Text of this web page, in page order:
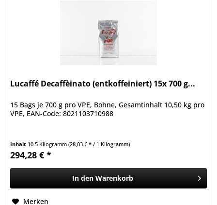
Lucaffé Decaffèinato (entkoffeiniert) 15x 700 g...
15 Bags je 700 g pro VPE, Bohne, Gesamtinhalt 10,50 kg pro
VPE, EAN-Code: 8021103710988
Inhalt 10.5 Kilogramm(28,03 € * / 1 Kilogramm)
294,28 € *
In den Warenkorb
Merken